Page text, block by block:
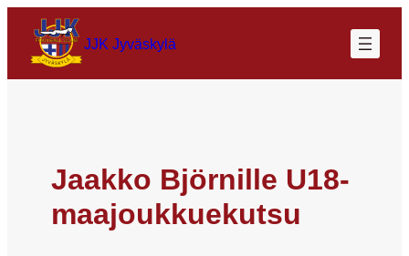
JJK Jyväskylä
Jaakko Björnille U18-
maajoukkuekutsu